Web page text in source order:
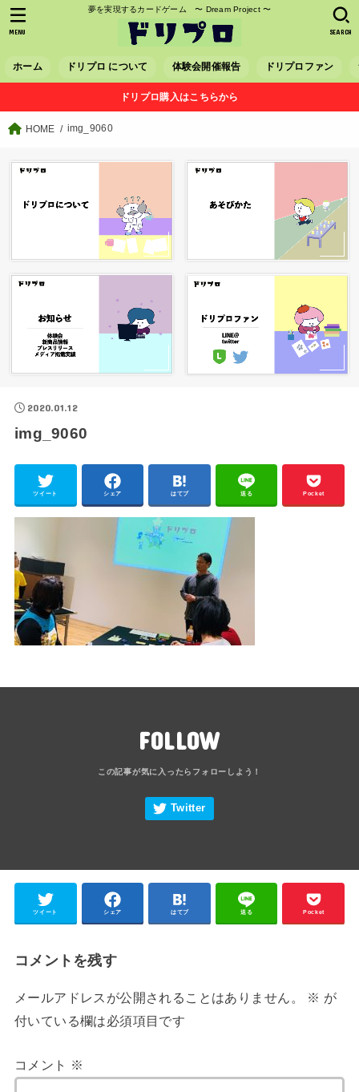
夢を実現するカードゲーム 〜 Dream Project 〜
ホーム ドリプロ について 体験会開催報告 ドリプロファン
SEARCH
MENU
ドリプロ購入はこちらから
HOME img_9060
2020.01.12
img_9060
ツイート シェア はてブ 送る Pocket
FOLLOW
ツイート シェア はてブ 送る Pocket
コメントを残す
メールアドレスが公開されることはありません。 ※ が
付いている欄は必須項目です
コメント ※